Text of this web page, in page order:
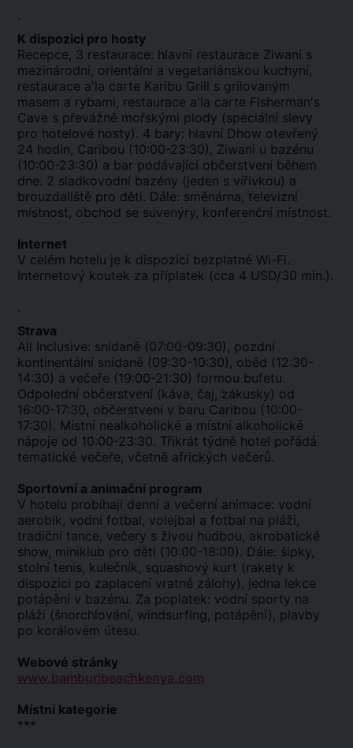
.
K dispozici pro hosty
Recepce, 3 restaurace: hlavní restaurace Ziwani s
mezinárodní, orientální a vegetariánskou kuchyní,
restaurace a'la carte Karibu Grill s grilovaným
masem a rybami, restaurace a'la carte Fisherman's
Cave s převážně mořskými plody (speciální slevy
pro hotelové hosty). 4 bary: hlavní Dhow otevřený
24 hodin, Caribou (10:00-23:30), Ziwani u bazénu
(10:00-23:30) a bar podávající občerstvení během
dne. 2 sladkovodní bazény (jeden s vířivkou) a
brouzdaliště pro děti. Dále: směnárna, televizní
místnost, obchod se suvenýry, konferenční místnost.
Internet
V celém hotelu je k dispozici bezplatné Wi-Fi.
Internetový koutek za příplatek (cca 4 USD/30 min.).
.
Strava
All Inclusive: snídaně (07:00-09:30), pozdní
kontinentální snídaně (09:30-10:30), oběd (12:30-
14:30) a večeře (19:00-21:30) formou bufetu.
Odpolední občerstvení (káva, čaj, zákusky) od
16:00-17:30, občerstvení v baru Caribou (10:00-
17:30). Místní nealkoholické a místní alkoholické
nápoje od 10:00-23:30. Třikrát týdně hotel pořádá
tematické večeře, včetně afrických večerů.
Sportovní a animační program
V hotelu probíhají denní a večerní animace: vodní
aerobik, vodní fotbal, volejbal a fotbal na pláži,
tradiční tance, večery s živou hudbou, akrobatické
show, miniklub pro děti (10:00-18:00). Dále: šipky,
stolní tenis, kulečník, squashový kurt (rakety k
dispozici po zaplacení vratné zálohy), jedna lekce
potápění v bazénu. Za poplatek: vodní sporty na
pláži (šnorchlování, windsurfing, potápění), plavby
po korálovém útesu.
Webové stránky
www.bamburibeachkenya.com
Místní kategorie
***